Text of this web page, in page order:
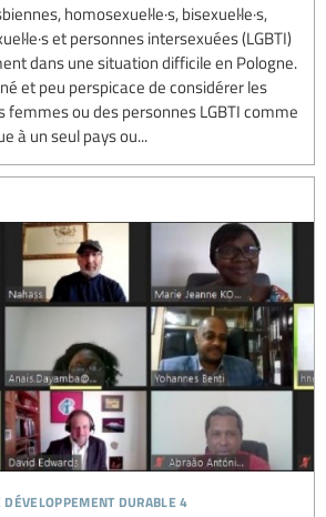
homosexuel·le·s, bisexuel·le·s,
et personnes intersexuées (LGBTI)
dans une situation difficile en Pologne.
et peu perspicace de considérer les
femmes ou des personnes LGBTI comme
à un seul pays ou...
durable 4